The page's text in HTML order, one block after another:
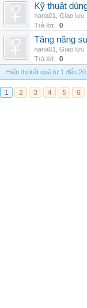
Kỹ thuật
nana01
Giao lưu
Trả lời:
0
Tăng năng
nana01
Giao lưu
Trả lời:
0
Hiển thị kết quả từ 1 đến
1 2 3 4 5 6